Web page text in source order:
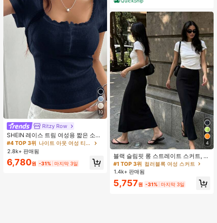
10
Ritzy Row
SHEIN 레이스 트림 여성용 짧은 소매
티셔츠, 슬림핏 여름 새 3버튼 전면 반
소매 탑
#4 TOP 3위
나이트 아웃 여성 티셔츠
2.8k+ 판매됨
6,780원 -31% 마지막 3일
4
블랙 슬림핏 롱 스트레이트 스커트, 여
성 패션 폴리에스터 캐주얼 파티 스커
트, 다용도 및 귀여운, 일상 착용에 적
합, 여름 휴가. 해변, 음악 축제 및 여름
휴가에 완벽, 90년대
#1 TOP 3위 컬러블록 여성 스커트
1.4k+ 판매됨
5,757원 -31% 마지막 3일